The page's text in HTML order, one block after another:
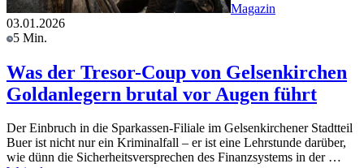
Magazin
03.01.2026
5 Min.
Was der Tresor-Coup von Gelsenkirchen
Goldanlegern brutal vor Augen führt
Der Einbruch in die Sparkassen-Filiale im Gelsenkirchener Stadtteil
Buer ist nicht nur ein Kriminalfall – er ist eine Lehrstunde darüber,
wie dünn die Sicherheitsversprechen des Finanzsystems in der …